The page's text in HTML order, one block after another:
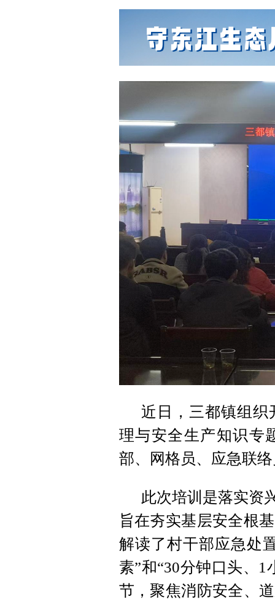
近日，三都镇组织
理与安全生产知识专
部、网格员、应急联
此次培训是落实资
旨在夯实基层安全根
解读了村干部应急处
素”和“30分钟口头、
节，聚焦消防安全、